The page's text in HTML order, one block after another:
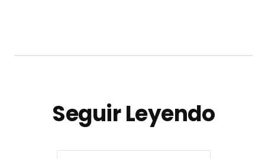
Seguir Leyendo